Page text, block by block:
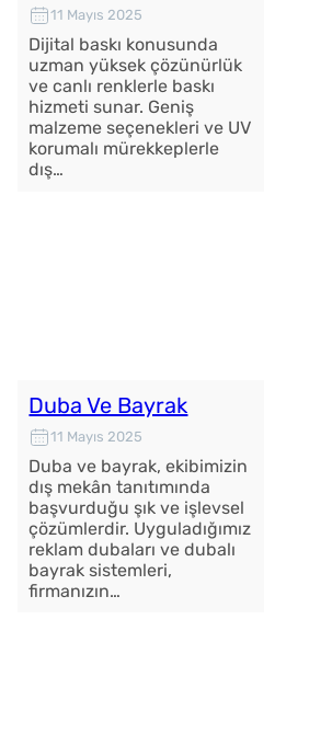
11 Mayıs 2025
Dijital baskı konusunda
uzman yüksek çözünürlük
ve canlı renklerle baskı
hizmeti sunar. Geniş
malzeme seçenekleri ve UV
korumalı mürekkeplerle
dış…
Duba Ve Bayrak
11 Mayıs 2025
Duba ve bayrak, ekibimizin
dış mekân tanıtımında
başvurduğu şık ve işlevsel
çözümlerdir. Uyguladığımız
reklam dubaları ve dubalı
bayrak sistemleri,
firmanızın…